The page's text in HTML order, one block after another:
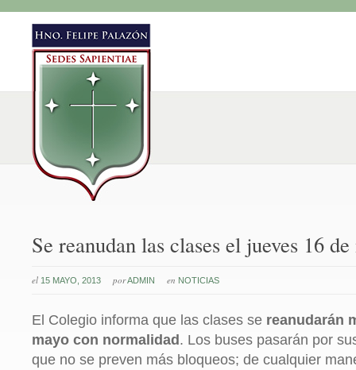
Se reanudan las clases el jueves 16
el 15 MAYO, 2013 porADMIN en NOTICIAS
El Colegio informa que las clases se reanudarán
mayo con normalidad . Los buses pasarán por
que no se preven más bloqueos; de cualquier